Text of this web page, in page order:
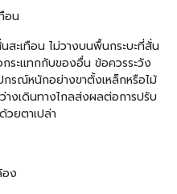
อน
ะเทือน ไม่วางบนพื้นกระบะที่สั่น
ระแทกกับของอื่น ข้อควรระวัง
รณ์หนักอย่างขาตั้งเหล็กหรือไม้
างเดินทางไกลส่งผลต่อการปรับ
วยตาเปล่า
ง